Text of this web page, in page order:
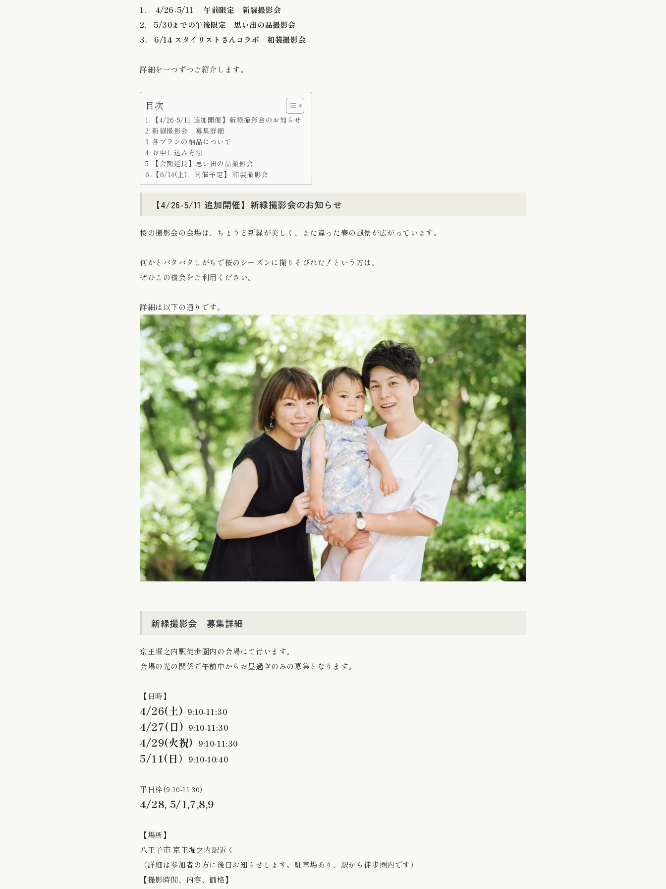
1. 4/26-5/11 午前限定 新緑撮影会
2. 5/30までの午後限定 思い出の品撮影会
3. 6/14 スタイリストさんコラボ 和装撮影会
詳細を一つずつご紹介します。
目次
【4/26-5/11 追加開催】新緑撮影会のお知らせ
新緑撮影会 募集詳細
各プランの納品について
お申し込み方法
【会期延長】思い出の品撮影会
【6/14(土) 開催予定】 和装撮影会
【4/26-5/11 追加開催】新緑撮影会のお知らせ
桜の撮影会の会場は、ちょうど新緑が美しく、また違った春の風景が広がっています。
何かとバタバタしがちで桜のシーズンに撮りそびれた！という方は、
ぜひこの機会をご利用ください。
詳細は以下の通りです。
新緑撮影会 募集詳細
京王堀之内駅徒歩圏内の会場にて行います。
会場の光の関係で午前中からお昼過ぎのみの募集となります。
【日時】
4/26(土) 9:10-11:30
4/27(日) 9:10-11:30
4/29(火祝) 9:10-11:30
5/11(日） 9:10-10:40
平日枠(9:10-11:30)
4/28, 5/1,7,8,9
【場所】
八王子市 京王堀之内駅近く
（詳細は参加者の方に後日お知らせします。駐車場あり、駅から徒歩圏内です）
【撮影時間、内容、価格】